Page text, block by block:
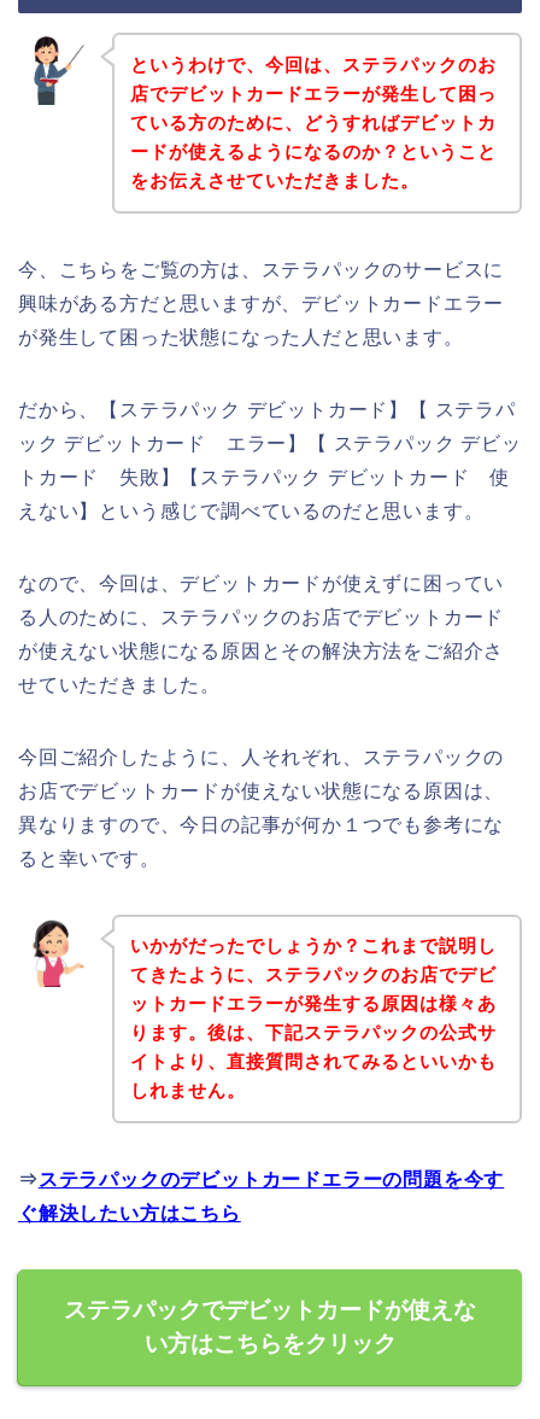
というわけで、今回は、ステラパックのお
店でデビットカードエラーが発生して困っ
ている方のために、どうすればデビットカ
ードが使えるようになるのか？ということ
をお伝えさせていただきました。
今、こちらをご覧の方は、ステラパックのサービスに
興味がある方だと思いますが、デビットカードエラー
が発生して困った状態になった人だと思います。
だから、【ステラパック デビットカード】【 ステラパ
ック デビットカード エラー】【 ステラパック デビッ
トカード 失敗】【ステラパック デビットカード 使
えない】という感じで調べているのだと思います。
なので、今回は、デビットカードが使えずに困ってい
る人のために、ステラパックのお店でデビットカード
が使えない状態になる原因とその解決方法をご紹介さ
せていただきました。
今回ご紹介したように、人それぞれ、ステラパックの
お店でデビットカードが使えない状態になる原因は、
異なりますので、今日の記事が何か１つでも参考にな
ると幸いです。
いかがだったでしょうか？これまで説明し
てきたように、ステラパックのお店でデビ
ットカードエラーが発生する原因は様々あ
ります。後は、下記ステラパックの公式サ
イトより、直接質問されてみるといいかも
しれません。
⇒ ステラパックのデビットカードエラーの問題を今す
ぐ解決したい方はこちら
ステラパックでデビットカードが使えな
い方はこちらをクリック